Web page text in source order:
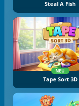
Steal A Fish
NEU
Tape Sort 3D